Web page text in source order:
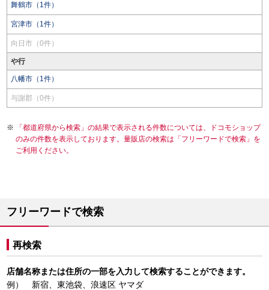
舞鶴市（1件）
宮津市（1件）
向日市（0件）
や行
八幡市（1件）
与謝郡（0件）
「都道府県から検索」の結果で表示される件数については、ドコモショップ
のみの件数を表示しております。量販店の検索は「フリーワードで検索」を
ご利用ください。
フリーワードで検索
再検索
店舗名称または住所の一部を入力して検索することができます。
例） 新宿、東池袋、浪速区 ヤマダ